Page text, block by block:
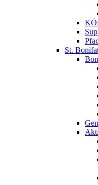
St.